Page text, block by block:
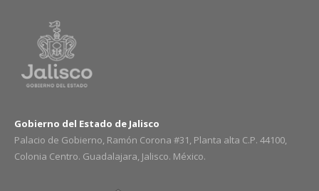
Gobierno del Estado de Jalisco
Palacio de Gobierno, Ramón Corona #31, Planta alta C.P. 44100,
Colonia Centro. Guadalajara, Jalisco. México.